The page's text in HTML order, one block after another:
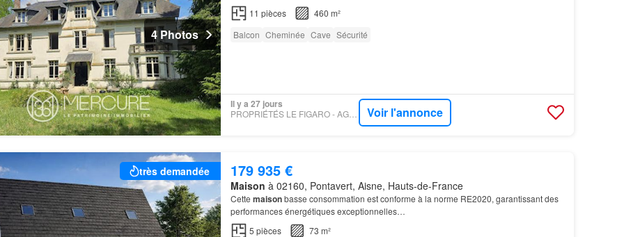
4 Photos
11 pièces
460 m²
Balcon Cheminée Cave Sécurité
Il y a 27 jours
PROPRIÉTÉS LE FIGARO - AGENCE MERCURE PICARDIE Voir l'annonce
très demandée 179 935 €
Maison à 02160, Pontavert, Aisne, Hauts-de-France
Cette maisonbasse consommation est conforme à la norme RE2020, garantissant des
performances énergétiques exceptionnelles…
5 pièces
73 m²